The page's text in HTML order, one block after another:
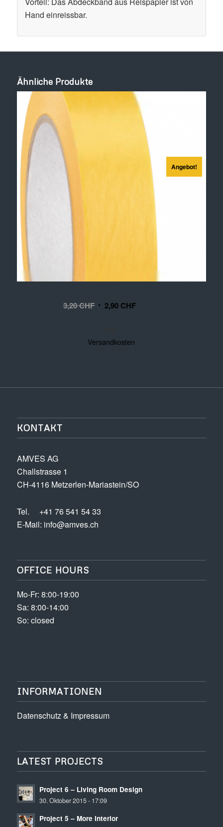
Hand einreissbar.
Ähnliche Produkte
3,20CHF 2,90 CHF
Angebot!
Versandkosten
KONTAKT
AMVES AG
Challstrasse 1
CH-4116 Metzerlen-Mariastein/SO
Tel. +41 76 541 54 33
E-Mail: info@amves.ch
OFFICE HOURS
Mo-Fr: 8:00-19:00
Sa: 8:00-14:00
So: closed
INFORMATIONEN
Datenschutz & Impressum
LATEST PROJECTS
Project 6 – Living Room Design
30. Oktober 2015 - 17:09
Project 5 – More Interior